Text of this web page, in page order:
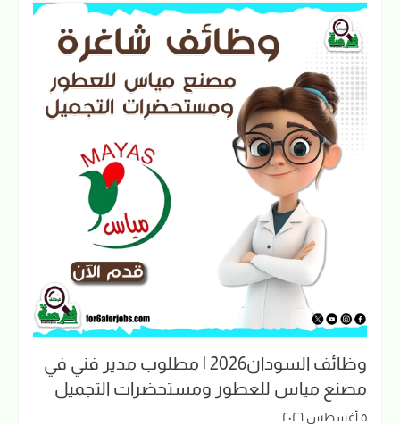
وظائف السودان2026 | مطلوب مدير فني في
مصنع مياس للعطور ومستحضرات التجميل
٥ أغسطس ٢٠٢٦